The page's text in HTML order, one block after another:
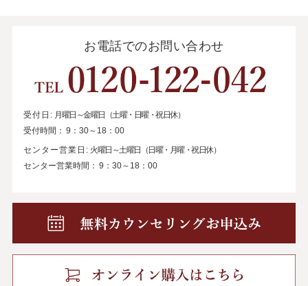
お電話でのお問い合わせ
受付日: 月曜日～金曜日（土曜・日曜・祝日休）
受付時間： 9：30～18：00
センター営業日: 火曜日～土曜日（日曜・月曜・祝日休）
センター営業時間： 9：30～18：00